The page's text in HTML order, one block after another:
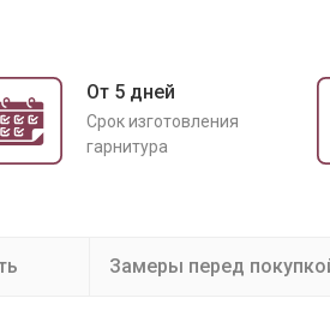
От 5 дней
Срок изготовления
гарнитура
Замеры перед